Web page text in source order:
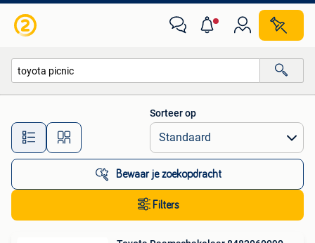
Alle afstanden…
Sorteer op
Bewaar je zoekopdracht
Filters